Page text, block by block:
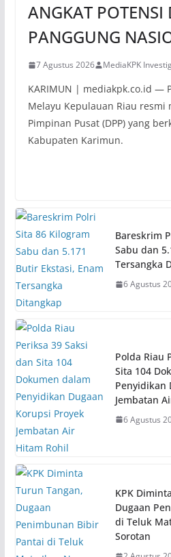
ANGKAT POTENSI
PANGGUNG
7 Agustus 2026 MediaKPK
KARIMUN | mediakpk.co.id —
Melayu Kepulauan Riau resmi
Pimpinan Pusat (DPP) yang
Kabupaten Karimun.
Bareskrim
Sabu dan
Tersangka
6 Agustus
Polda Riau
Sita 104
Penyidikan
Jembatan
6 Agustus
KPK
Dugaan
di Teluk
Sorotan